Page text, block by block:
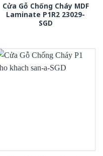
Cửa Gỗ Chống Cháy MDF
Laminate P1R2 23029-
SGD